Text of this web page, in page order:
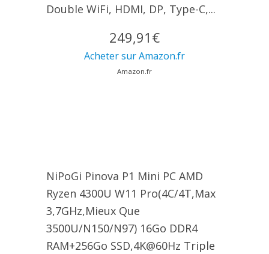
Double WiFi, HDMI, DP, Type-C,...
249,91€
Acheter sur Amazon.fr
Amazon.fr
NiPoGi Pinova P1 Mini PC AΜD
Ryzen 4300U W11 Pro(4C/4T,Max
3,7GHz,Mieux Que
3500U/N150/N97) 16Go DDR4
RAM+256Go SSD,4K@60Hz Triple